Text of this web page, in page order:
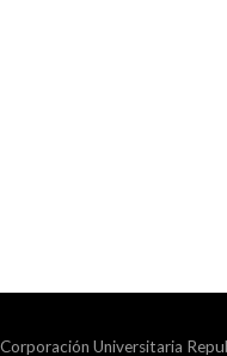
Corporación Universitaria